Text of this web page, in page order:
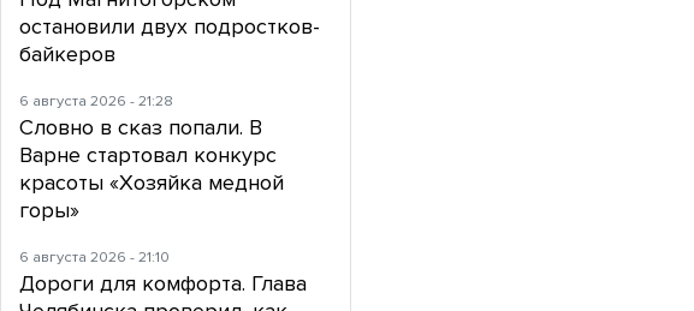
остановили двух подростков-
байкеров
6 августа 2026 - 21:28
Словно в сказ попали. В
Варне стартовал конкурс
красоты «Хозяйка медной
горы»
6 августа 2026 - 21:10
Дороги для комфорта. Глава